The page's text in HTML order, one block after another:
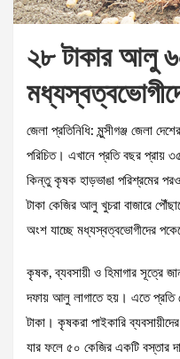
২৮ টাকার আলু
জেলা প্রতিনিধি: মুন্সীগঞ্জ জেলা
পরিচিত। এখানে প্রতি বছর প্রায়
কিন্তু কৃষক হাড়ভাঙা পরিশ্রমের
টাকা কেজির আলু খুচরা বাজারে
অংশ যাচ্ছে মধ্যস্বত্বভোগীদের
কৃষক, ব্যবসায়ী ও হিমাগার সূত্রে
দফায় আলু লাগাতে হয়। এতে প্রতি
টাকা। কৃষকরা পাইকারি
যার ফলে ৫০ কেজির একটি বস্তার